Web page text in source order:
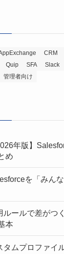
CRM
Quip SFA Slack
管理者向け
年版】
め
を「みん
ルールで差がつ
本
タムプロファイ